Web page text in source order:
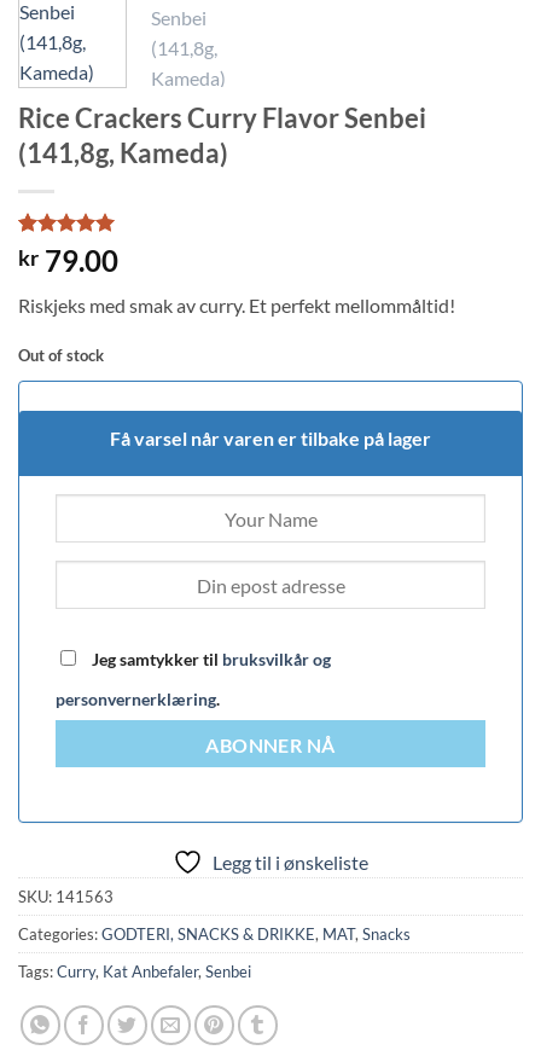
Rice Crackers Curry Flavor Senbei
(141,8g, Kameda)
Rated5
out of 5
1
customer
kr 79.00
Riskjeks med smak av curry. Et perfekt mellommåltid!
Out of stock
Få varsel når varen er tilbake på lager
Jeg samtykker til bruksvilkår og
personvernerklæring.
ABONNER NÅ
Legg til i ønskeliste
SKU: 141563
Categories:GODTERI, SNACKS & DRIKKE, MAT,Snacks
Tags:Curry, Kat Anbefaler,Senbei